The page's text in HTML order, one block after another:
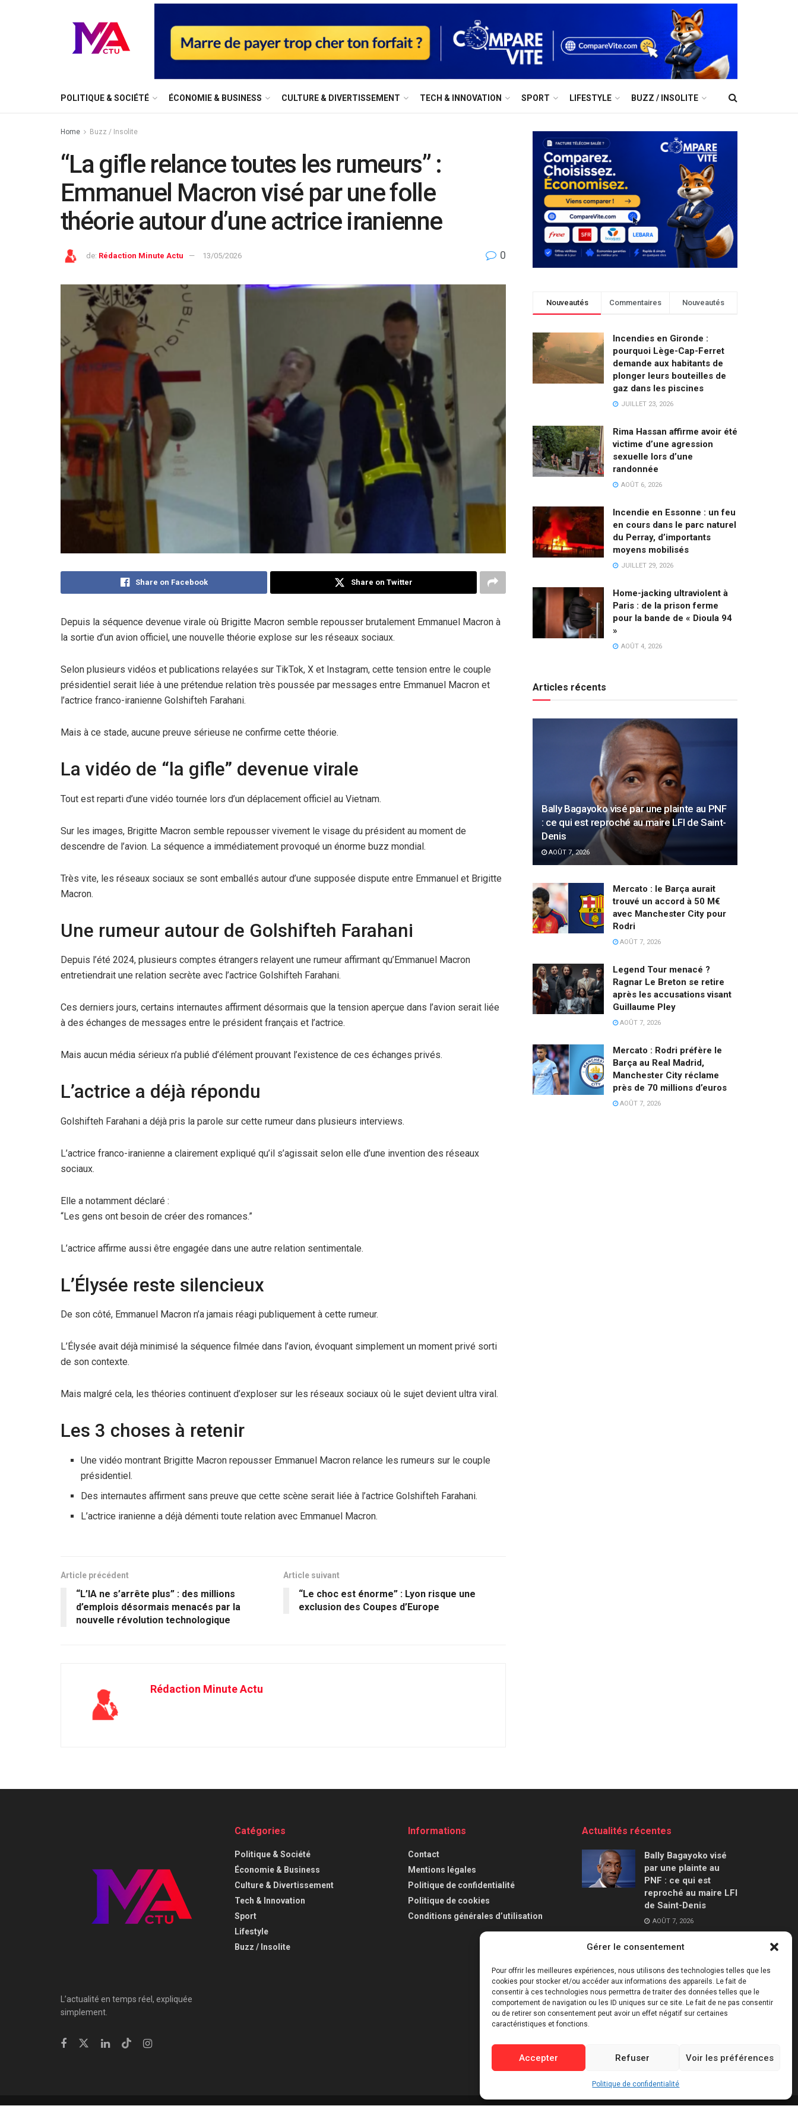
Gérer le consentement
Pour offrir les meilleures expériences, nous utilisons des technologies telles que les
cookies pour stocker et/ou accéder aux informations des appareils. Le fait de
consentir à ces technologies nous permettra de traiter des données telles que le
comportement de navigation ou les ID uniques sur ce site. Le fait de ne pas consentir
ou de retirer son consentement peut avoir un effet négatif sur certaines
caractéristiques et fonctions.
Accepter Refuser Voir les préférences
Politique de confidentialité
⁠POLITIQUE & SOCIÉTÉ ÉCONOMIE & BUSINESS ⁠CULTURE & DIVERTISSEMENT ⁠TECH & INNOVATION SPORT LIFESTYLE BUZZ / INSOLITE
Home Buzz / Insolite
“La gifle relance toutes les rumeurs” :
Emmanuel Macron visé par une folle
théorie autour d’une actrice iranienne
de: Rédaction Minute Actu 13/05/2026 0
Share on Facebook Share on Twitter
Depuis la séquence devenue virale où Brigitte Macron semble repousser brutalement Emmanuel Macron à
la sortie d’un avion officiel, une nouvelle théorie explose sur les réseaux sociaux.
Selon plusieurs vidéos et publications relayées sur TikTok, X et Instagram, cette tension entre le couple
présidentiel serait liée à une prétendue relation très poussée par messages entre Emmanuel Macron et
l’actrice franco-iranienne Golshifteh Farahani.
Mais à ce stade, aucune preuve sérieuse ne confirme cette théorie.
La vidéo de “la gifle” devenue virale
Tout est reparti d’une vidéo tournée lors d’un déplacement officiel au Vietnam.
Sur les images, Brigitte Macron semble repousser vivement le visage du président au moment de
descendre de l’avion. La séquence a immédiatement provoqué un énorme buzz mondial.
Très vite, les réseaux sociaux se sont emballés autour d’une supposée dispute entre Emmanuel et Brigitte
Macron.
Une rumeur autour de Golshifteh Farahani
Depuis l’été 2024, plusieurs comptes étrangers relayent une rumeur affirmant qu’Emmanuel Macron
entretiendrait une relation secrète avec l’actrice Golshifteh Farahani.
Ces derniers jours, certains internautes affirment désormais que la tension aperçue dans l’avion serait liée
à des échanges de messages entre le président français et l’actrice.
Mais aucun média sérieux n’a publié d’élément prouvant l’existence de ces échanges privés.
L’actrice a déjà répondu
Golshifteh Farahani a déjà pris la parole sur cette rumeur dans plusieurs interviews.
L’actrice franco-iranienne a clairement expliqué qu’il s’agissait selon elle d’une invention des réseaux
sociaux.
Elle a notamment déclaré :
“Les gens ont besoin de créer des romances.”
L’actrice affirme aussi être engagée dans une autre relation sentimentale.
L’Élysée reste silencieux
De son côté, Emmanuel Macron n’a jamais réagi publiquement à cette rumeur.
L’Élysée avait déjà minimisé la séquence filmée dans l’avion, évoquant simplement un moment privé sorti
de son contexte.
Mais malgré cela, les théories continuent d’exploser sur les réseaux sociaux où le sujet devient ultra viral.
Les 3 choses à retenir
Une vidéo montrant Brigitte Macron repousser Emmanuel Macron relance les rumeurs sur le couple
présidentiel.
Des internautes affirment sans preuve que cette scène serait liée à l’actrice Golshifteh Farahani.
L’actrice iranienne a déjà démenti toute relation avec Emmanuel Macron.
Article précédent
“L’IA ne s’arrête plus” : des millions
d’emplois désormais menacés par la
nouvelle révolution technologique
Article suivant
“Le choc est énorme” : Lyon risque une
exclusion des Coupes d’Europe
Rédaction Minute Actu
Nouveautés Commentaires Nouveautés
Incendies en Gironde :
pourquoi Lège-Cap-Ferret
demande aux habitants de
plonger leurs bouteilles de
gaz dans les piscines
JUILLET 23, 2026
Rima Hassan affirme avoir été
victime d’une agression
sexuelle lors d’une
randonnée
AOÛT 6, 2026
Incendie en Essonne : un feu
en cours dans le parc naturel
du Perray, d’importants
moyens mobilisés
JUILLET 29, 2026
Home-jacking ultraviolent à
Paris : de la prison ferme
pour la bande de « Dioula 94
»
AOÛT 4, 2026
Articles récents
Bally Bagayoko visé par une plainte au PNF
: ce qui est reproché au maire LFI de Saint-
Denis
AOÛT 7, 2026
Mercato : le Barça aurait
trouvé un accord à 50 M€
avec Manchester City pour
Rodri
AOÛT 7, 2026
Legend Tour menacé ?
Ragnar Le Breton se retire
après les accusations visant
Guillaume Pley
AOÛT 7, 2026
Mercato : Rodri préfère le
Barça au Real Madrid,
Manchester City réclame
près de 70 millions d’euros
AOÛT 7, 2026
L’actualité en temps réel, expliquée
simplement.
Catégories
⁠Politique & Société
Économie & Business
⁠Culture & Divertissement
⁠Tech & Innovation
Sport
Lifestyle
Buzz / Insolite
Informations
Contact
Mentions légales
Politique de confidentialité
Politique de cookies
Conditions générales d’utilisation
Actualités récentes
Bally Bagayoko visé
par une plainte au
PNF : ce qui est
reproché au maire LFI
de Saint-Denis
AOÛT 7, 2026
Mercato : le Barça
accord à 50 M€ avec
Manchester City pour
Rodri
AOÛT 7, 2026